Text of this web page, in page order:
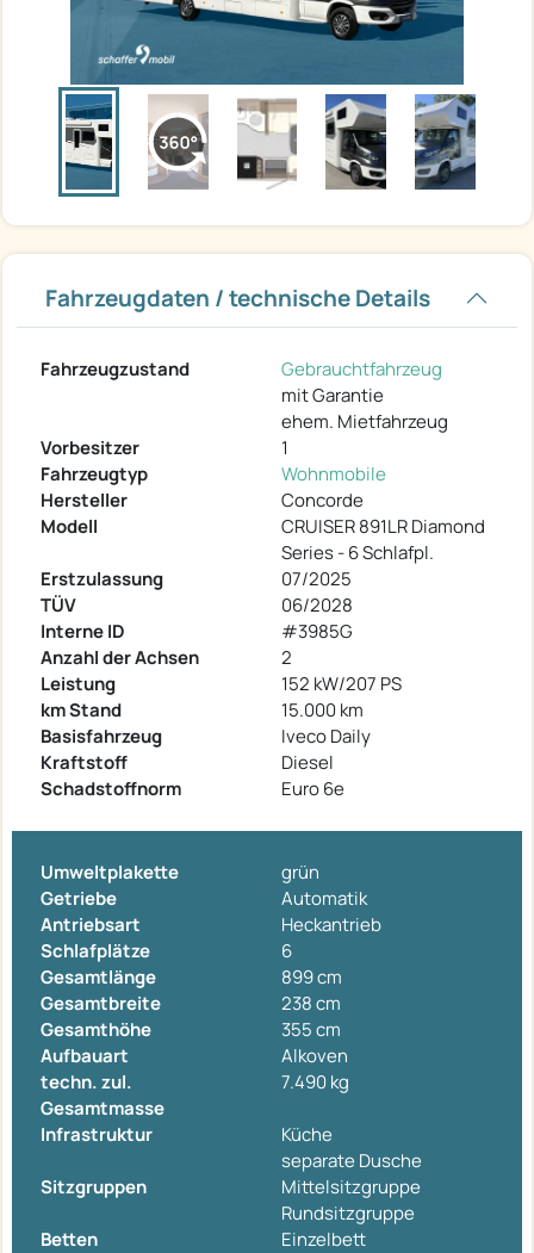
Fahrzeugdaten / technische Details
Fahrzeugzustand
Gebrauchtfahrzeug
mit Garantie
ehem. Mietfahrzeug
Vorbesitzer
1
Fahrzeugtyp
Wohnmobile
Hersteller
Concorde
Modell
CRUISER 891LR Diamond
Series - 6 Schlafpl.
Erstzulassung
07/2025
TÜV
06/2028
Interne ID
#3985G
Anzahl der Achsen
2
Leistung
152 kW/207 PS
km Stand
15.000 km
Basisfahrzeug
Iveco Daily
Kraftstoff
Diesel
Schadstoffnorm
Euro 6e
Umweltplakette
grün
Getriebe
Automatik
Antriebsart
Heckantrieb
Schlafplätze
6
Gesamtlänge
899 cm
Gesamtbreite
238 cm
Gesamthöhe
355 cm
Aufbauart
Alkoven
techn. zul.
Gesamtmasse
7.490 kg
Infrastruktur
Küche
separate Dusche
Sitzgruppen
Mittelsitzgruppe
Rundsitzgruppe
Betten
Einzelbett